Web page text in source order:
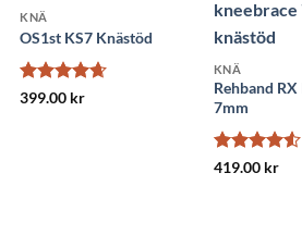
KNÄ
OS1st KS7 Knästöd
Betygsatt
399.00 kr
KNÄ
Rehband
7mm
Betygsatt
419.00 kr